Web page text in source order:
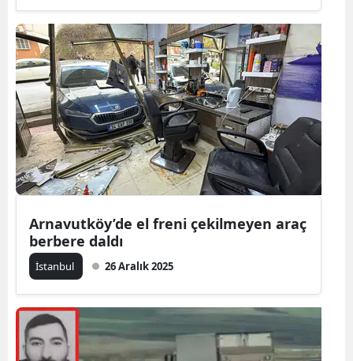
Çorum
Denizli
Diyarbakır
Elazığ
Erzincan
Giresun
Arnavutköy’de el freni çekilmeyen araç
berbere daldı
İstanbul 26 Aralık 2025